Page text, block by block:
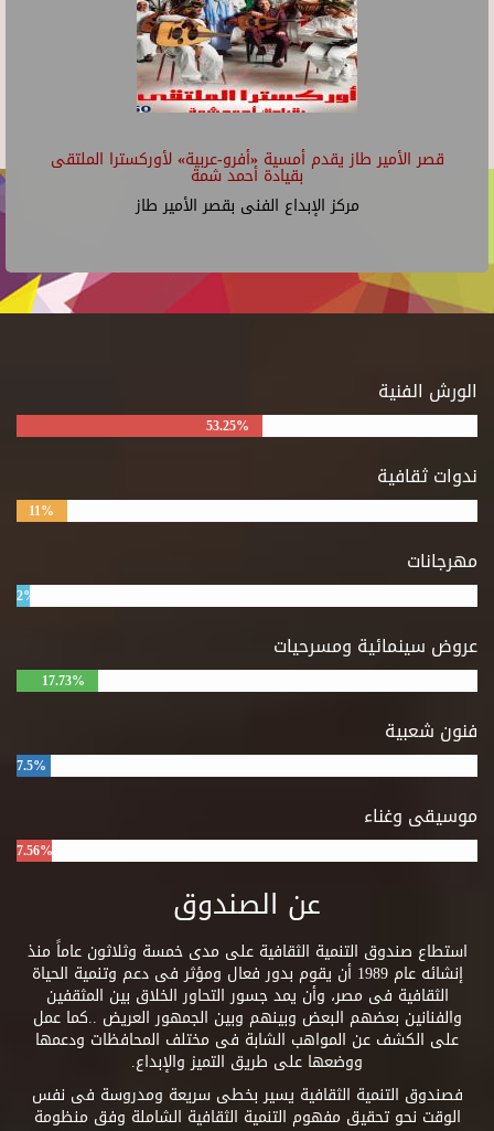
قصر الأمير طاز يقدم أمسية «أفرو-عربية» لأوركسترا الملتقى
بقيادة أحمد شمة
مركز الإبداع الفنى بقصر الأمير طاز
الورش الفنية
53.25%
ندوات ثقافية
11%
مهرجانات
2%
عروض سينمائية ومسرحيات
17.73%
فنون شعبية
7.5%
موسيقى وغناء
7.56%
عن الصندوق
استطاع صندوق التنمية الثقافية على مدى خمسة وثلاثون عاماً منذ
إنشائه عام 1989 أن يقوم بدور فعال ومؤثر فى دعم وتنمية الحياة
الثقافية فى مصر، وأن يمد جسور التحاور الخلاق بين المثقفين
والفنانين بعضهم البعض وبينهم وبين الجمهور العريض ..كما عمل
على الكشف عن المواهب الشابة فى مختلف المحافظات ودعمها
ووضعها على طريق التميز والإبداع.
فصندوق التنمية الثقافية يسير بخطى سريعة ومدروسة فى نفس
الوقت نحو تحقيق مفهوم التنمية الثقافية الشاملة وفق منظومة